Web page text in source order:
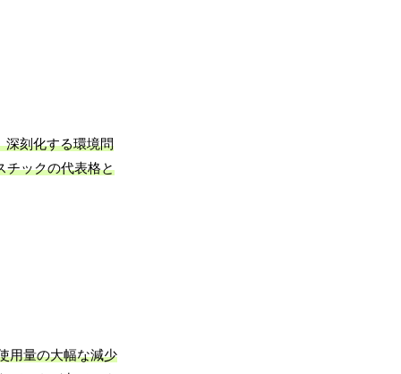
深刻化する環境問
チックの代表格と
用量の大幅な減少